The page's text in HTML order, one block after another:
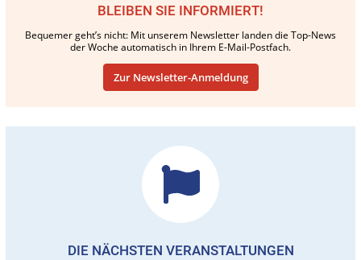
BLEIBEN SIE INFORMIERT!
Bequemer geht’s nicht: Mit unserem Newsletter landen die Top-News
der Woche automatisch in Ihrem E-Mail-Postfach.
Zur Newsletter-Anmeldung
DIE NÄCHSTEN VERANSTALTUNGEN